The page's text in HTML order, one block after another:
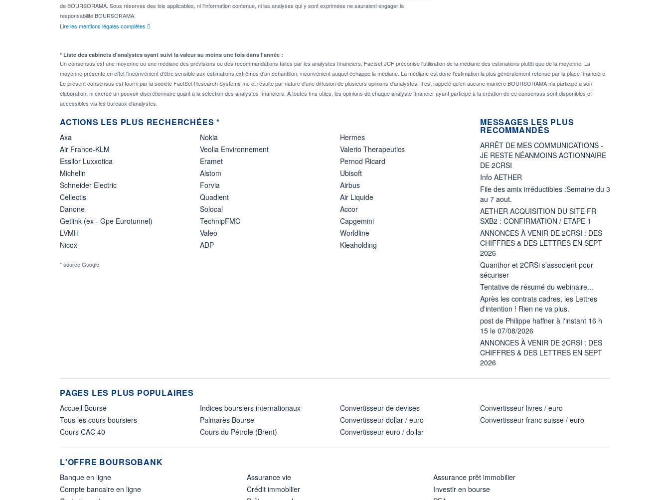
de BOURSORAMA. Sous réserves des lois applicables, ni l'information contenue, ni les analyses qui y sont exprimées ne sauraient engager la
responsabilité BOURSORAMA.
Lire les mentions légales complètes
* Liste des cabinets d'analystes ayant suivi la valeur au moins une fois dans l'année :
Un consensus est une moyenne ou une médiane des prévisions ou des recommandations faites par les analystes financiers. Factset JCF préconise l'utilisation de la médiane des estimations plutôt que de la moyenne. La
moyenne présente en effet l'inconvénient d'être sensible aux estimations extrêmes d'un échantillon, inconvénient auquel échappe la médiane. La médiane est donc l'estimation la plus généralement retenue par la place financière.
Le présent consensus est fourni par la société FactSet Research Systems Inc et résulte par nature d'une diffusion de plusieurs opinions d'analystes. Il est rappelé qu'en aucune manière BOURSORAMA n'a participé à son
élaboration, ni exercé un pouvoir discrétionnaire quant à la sélection des analystes financiers. A toutes fins utiles, les opinions de chaque analyste financier ayant participé à la création de ce consensus sont disponibles et
accessibles via les bureaux d'analystes.
ACTIONS LES PLUS RECHERCHÉES *
Axa
Air France-KLM
Essilor Luxxotica
Michelin
Schneider Electric
Cellectis
Danone
Getlink (ex - Gpe Eurotunnel)
LVMH
Nicox
Nokia
Veolia Environnement
Eramet
Alstom
Forvia
Quadient
Solocal
TechnipFMC
Valeo
ADP
Hermes
Valerio Therapeutics
Pernod Ricard
Ubisoft
Airbus
Air Liquide
Accor
Capgemini
Worldline
Kleaholding
* source Google
MESSAGES LES PLUS
RECOMMANDÉS
ARRÊT DE MES COMMUNICATIONS -
JE RESTE NÉANMOINS ACTIONNAIRE
DE 2CRSI
Info AETHER
File des amix irréductibles :Semaine du 3
au 7 aout.
AETHER ACQUISITION DU SITE FR
SXB2 : CONFIRMATION / ETAPE 1
ANNONCES À VENIR DE 2CRSI : DES
CHIFFRES & DES LETTRES EN SEPT
2026
Quanthor et 2CRSi s’associent pour
sécuriser
Tentative de résumé du webinaire...
Après les contrats cadres, les Lettres
d'intention ! Rien ne va plus.
post de Philippe haffner à l'instant 16 h
15 le 07/08/2026
ANNONCES À VENIR DE 2CRSI : DES
CHIFFRES & DES LETTRES EN SEPT
2026
PAGES LES PLUS POPULAIRES
Accueil Bourse
Tous les cours boursiers
Cours CAC 40
Indices boursiers internationaux
Palmarès Bourse
Cours du Pétrole (Brent)
Convertisseur de devises
Convertisseur dollar / euro
Convertisseur euro / dollar
Convertisseur livres / euro
Convertisseur franc suisse / euro
L'OFFRE BOURSOBANK
Banque en ligne
Compte bancaire en ligne
Assurance vie
Crédit immobilier
Assurance prêt immobilier
Investir en bourse